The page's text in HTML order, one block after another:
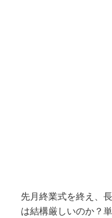
先月終業式を終え、
は結構厳しいのか？